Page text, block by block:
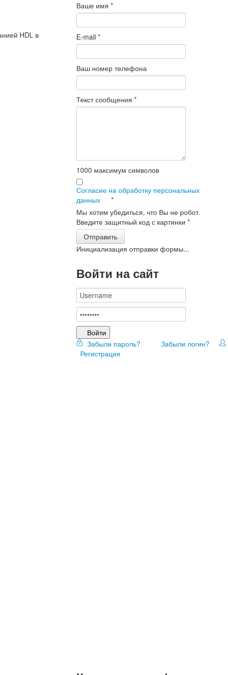
HDL в
Ваше имя *
E-mail *
Ваш номер телефона
Текст сообщения *
1000 максимум символов
Согласие на обработку персональных
данных
*
Мы хотим убедиться, что Вы не робот.
Введите защитный код с картинки *
Отправить
Инициализация отправки формы...
Войти на сайт
Войти
Забыли пароль?
Забыли логин?
Регистрация